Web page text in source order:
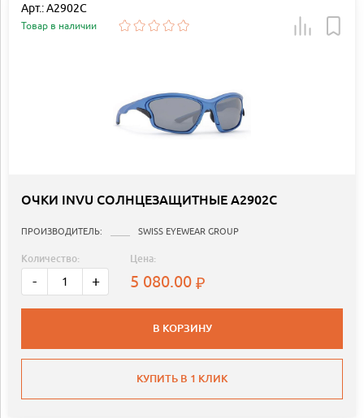
Арт.: A2902C
Товар в наличии
ОЧКИ INVU СОЛНЦЕЗАЩИТНЫЕ A2902C
ПРОИЗВОДИТЕЛЬ: SWISS EYEWEAR GROUP
Количество:
- +
Цена:
5 080.00
В КОРЗИНУ
КУПИТЬ В 1 КЛИК